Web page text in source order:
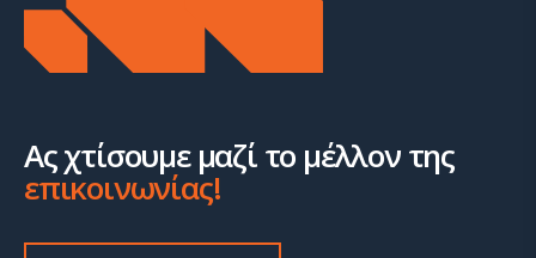
Ας χτίσουμε μαζί το μέλλον της
επικοινωνίας!